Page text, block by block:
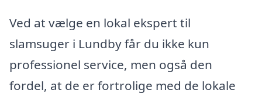
Ved at vælge en lokal ekspert til
slamsuger i Lundby får du ikke kun
professionel service, men også den
fordel, at de er fortrolige med de lokale